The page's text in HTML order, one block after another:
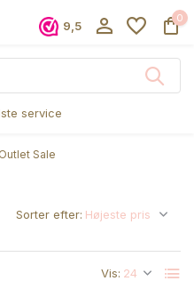
9,5
0
samme dag
Outlet Sale
Vis:
Sorter efter: